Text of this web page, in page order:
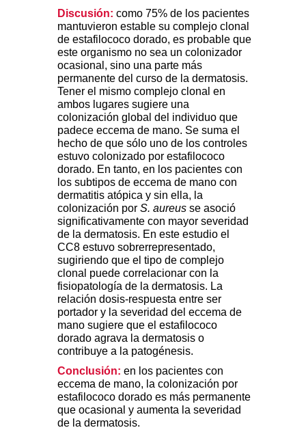
Discusión: como 75% de los pacientes
mantuvieron estable su complejo clonal
de estafilococo dorado, es probable que
este organismo no sea un colonizador
ocasional, sino una parte más
permanente del curso de la dermatosis.
Tener el mismo complejo clonal en
ambos lugares sugiere una
colonización global del individuo que
padece eccema de mano. Se suma el
hecho de que sólo uno de los controles
estuvo colonizado por estafilococo
dorado. En tanto, en los pacientes con
los subtipos de eccema de mano con
dermatitis atópica y sin ella, la
colonización por S. aureus se asoció
significativamente con mayor severidad
de la dermatosis. En este estudio el
CC8 estuvo sobrerrepresentado,
sugiriendo que el tipo de complejo
clonal puede correlacionar con la
fisiopatología de la dermatosis. La
relación dosis-respuesta entre ser
portador y la severidad del eccema de
mano sugiere que el estafilococo
dorado agrava la dermatosis o
contribuye a la patogénesis.
Conclusión: en los pacientes con
eccema de mano, la colonización por
estafilococo dorado es más permanente
que ocasional y aumenta la severidad
de la dermatosis.